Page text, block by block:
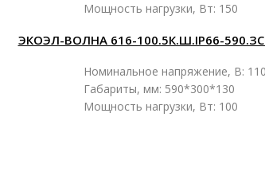
Мощность нагрузки, Вт: 150
ЭКОЭЛ-ВОЛНА 616-100.5К.Ш.IP66-
Номинальное напряжение, В:
Габариты, мм: 590*300*130
Мощность нагрузки, Вт: 100